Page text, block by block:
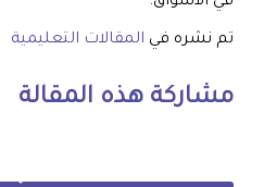
تم نشره في المقالات التعليمية
مشاركة هذه المقالة